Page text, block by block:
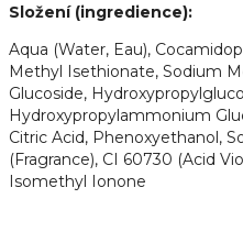
Složení (ingredience):
Aqua (Water, Eau),
Methyl Isethionate, Sodium
Glucoside,
Hydroxypropylammonium
Citric Acid, Phenoxyethanol,
(Fragrance), CI 60730 (Acid
Isomethyl Ionone